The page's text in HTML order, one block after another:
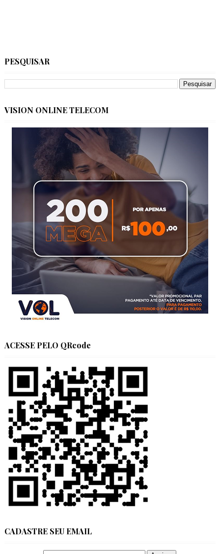
PESQUISAR
VISION ONLINE TELECOM
ACESSE PELO QRcode
CADASTRE SEU EMAIL